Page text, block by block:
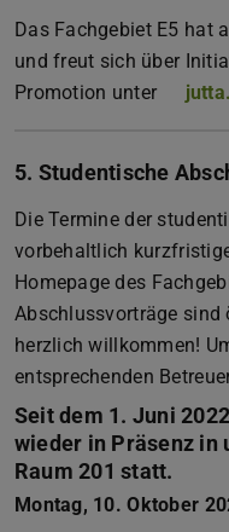
Das Fachgebiet E5 hat
und freut sich über
Promotion unter
5. Studentische
Die Termine der
vorbehaltlich
Homepage des
Abschlussvorträge sind
herzlich willkommen!
entsprechenden
Seit dem 1. Juni
wieder in Präsenz in
Raum 201 statt.
Montag, 10. Oktober